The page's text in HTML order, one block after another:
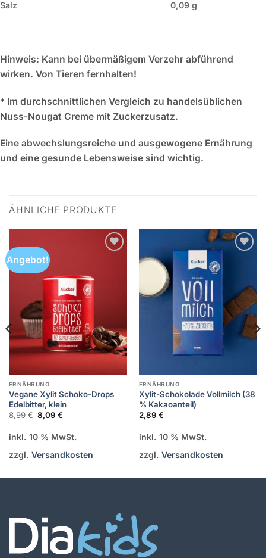
Salz 0,09 g
Hinweis: Kann bei übermäßigem Verzehr abführend
wirken. Von Tieren fernhalten!
* Im durchschnittlichen Vergleich zu handelsüblichen
Nuss-Nougat Creme mit Zuckerzusatz.
Eine abwechslungsreiche und ausgewogene Ernährung
und eine gesunde Lebensweise sind wichtig.
ÄHNLICHE PRODUKTE
Angebot!
hinzufügen
ERNÄHRUNG
Vegane Xylit Schoko-Drops
Edelbitter, klein
8,99€ Ursprünglicher
Preis
8,99 €
8,09 €Aktueller
8,09 €.
inkl. 10 % MwSt.
zzgl. Versandkosten
Wunschliste
hinzufügen
ERNÄHRUNG
Xylit-Schokolade Vollmilch (38
% Kakaoanteil)
2,89 €
inkl. 10 % MwSt.
zzgl. Versandkosten